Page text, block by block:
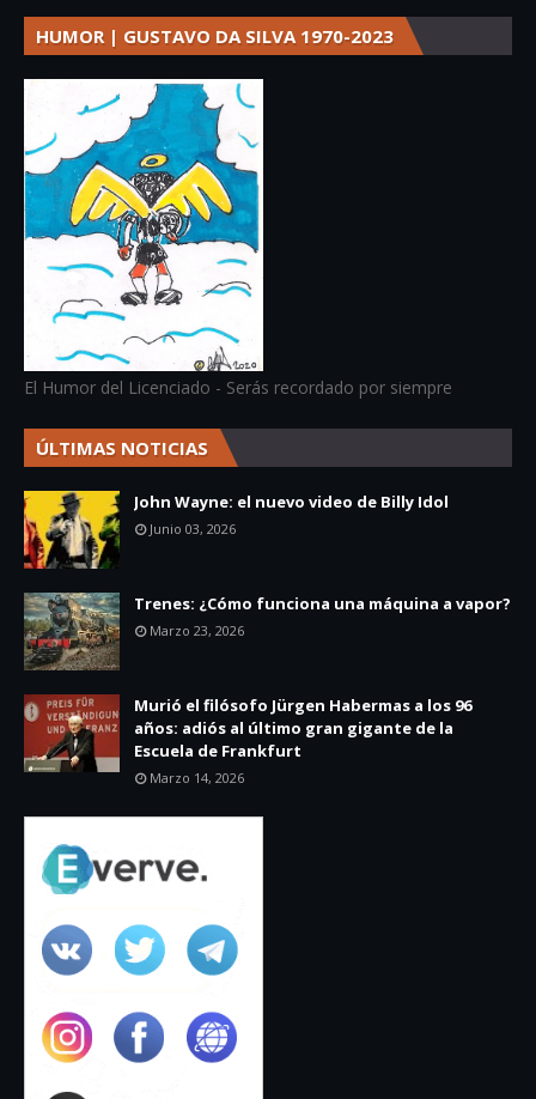
HUMOR | GUSTAVO DA SILVA 1970-2023
El Humor del Licenciado - Serás recordado por siempre
ÚLTIMAS NOTICIAS
John Wayne: el nuevo video de Billy Idol
Junio 03, 2026
Trenes: ¿Cómo funciona una máquina a vapor?
Marzo 23, 2026
Murió el filósofo Jürgen Habermas a los 96
años: adiós al último gran gigante de la
Escuela de Frankfurt
Marzo 14, 2026